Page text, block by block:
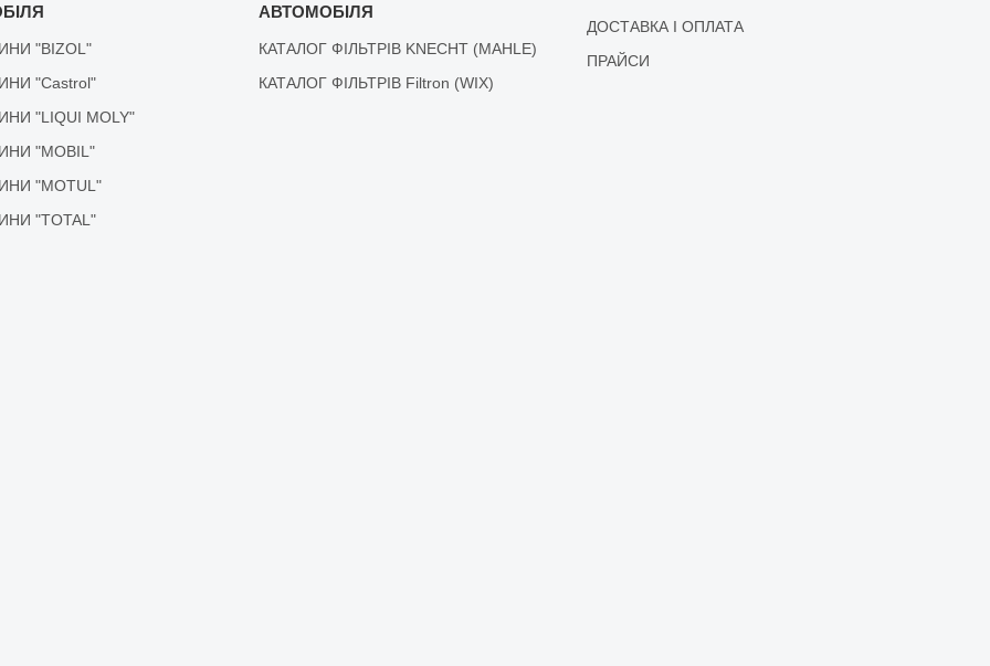
"BIZOL"
"Castrol"
"LIQUI MOLY"
"MOBIL"
"MOTUL"
"TOTAL"
АВТОМОБІЛЯ
КАТАЛОГ ФІЛЬТРІВ KNECHT (MAHLE)
КАТАЛОГ ФІЛЬТРІВ Filtron (WIX)
ДОСТАВКА І ОПЛАТА
ПРАЙСИ